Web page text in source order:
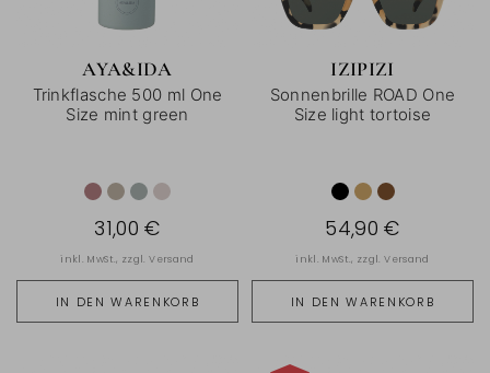
AYA&IDA
Trinkflasche 500 ml One
Size mint green
IN DEN WARENKORB
31,00 €
inkl. MwSt., zzgl.Versand
IZIPIZI
Sonnenbrille ROAD One
Size light tortoise
IN DEN WARENKORB
54,90 €
inkl. MwSt., zzgl.Versand